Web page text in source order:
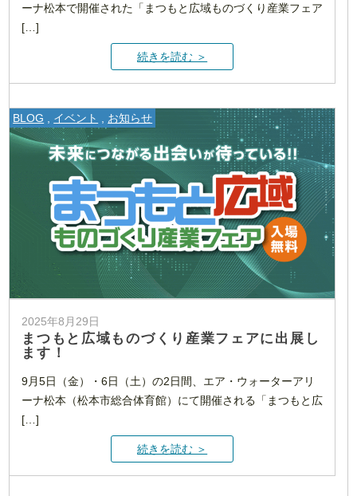
ーナ松本で開催された「まつもと広域ものづくり産業フェア
[…]
続きを読む ＞
BLOG イベント お知らせ
2025年8月29日
まつもと広域ものづくり産業フェアに出展し
ます！
9月5日（金）・6日（土）の2日間、エア・ウォーターアリ
ーナ松本（松本市総合体育館）にて開催される「まつもと広
[…]
続きを読む ＞